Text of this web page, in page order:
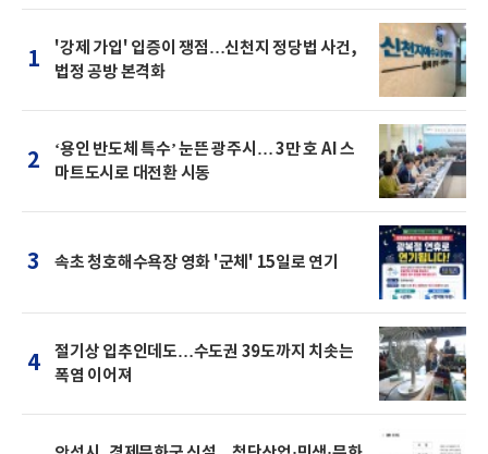
1
'강제 가입' 입증이 쟁점…신천지 정당법 사건,
법정 공방 본격화
2
‘용인 반도체 특수’ 눈뜬 광주시… 3만 호 AI 스
마트도시로 대전환 시동
3 속초 청호해수욕장 영화 '군체' 15일로 연기
4
절기상 입추인데도…수도권 39도까지 치솟는
폭염 이어져